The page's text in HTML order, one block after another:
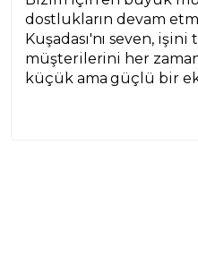
dostlukların devam
Kuşadası'nı seven,
müşterilerini her
küçük ama güçlü bir